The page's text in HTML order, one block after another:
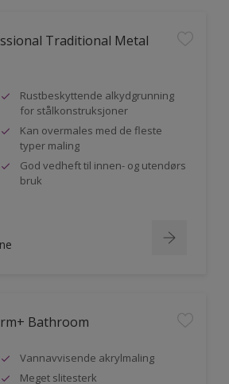
Traditional Metal
Rustbeskyttende alkydgrunning
for stålkonstruksjoner
Kan overmales med de fleste
typer maling
God vedheft til innen- og utendørs
bruk
Bathroom
Vannavvisende akrylmaling
Meget slitesterk